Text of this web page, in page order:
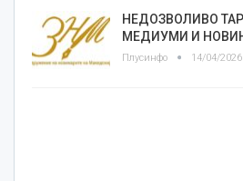
НЕДОЗВОЛИВО
МЕДИУМИ И
Плусинфо 14/04/2026